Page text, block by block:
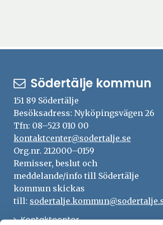
Södertälje kommun
151 89 Södertälje
Besöksadress: Nyköpingsvägen 26
Tfn: 08–523 010 00
kontaktcenter@sodertalje.se
Org.nr. 212000–0159
Remisser, beslut och
meddelande/info till Södertälje
kommun skickas
till:
KontaktcenterÖppna